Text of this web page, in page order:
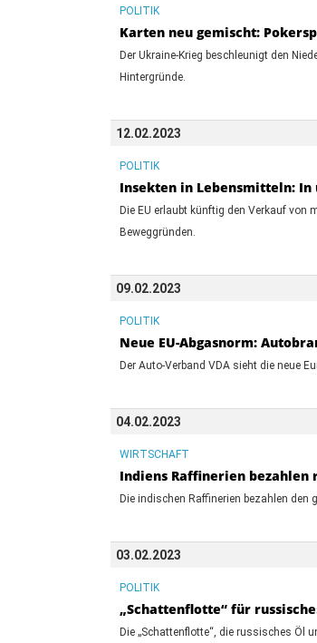
POLITIK
Karten neu gemischt:
Der Ukraine-Krieg beschleunigt den
Hintergründe.
12.02.2023
POLITIK
Insekten in Lebensmitteln:
Die EU erlaubt künftig den Verkauf
Beweggründen.
09.02.2023
POLITIK
Neue EU-Abgasnorm:
Der Auto-Verband VDA sieht die neue
04.02.2023
WIRTSCHAFT
Indiens Raffinerien bezahlen
Die indischen Raffinerien bezahlen
03.02.2023
POLITIK
„Schattenflotte“ für
Die „Schattenflotte“, die russisches Öl